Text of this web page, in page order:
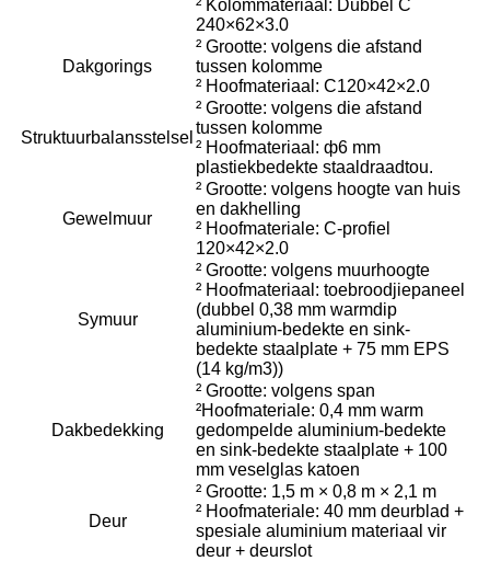
² Kolommateriaal: Dubbel C
240×62×3.0
Dakgorings
² Grootte: volgens die afstand
tussen kolomme
² Hoofmateriaal: C120×42×2.0
Struktuurbalansstelsel
² Grootte: volgens die afstand
tussen kolomme
² Hoofmateriaal: ф6 mm
plastiekbedekte staaldraadtou.
Gewelmuur
² Grootte: volgens hoogte van huis
en dakhelling
² Hoofmateriale: C-profiel
120×42×2.0
Symuur
² Grootte: volgens muurhoogte
² Hoofmateriaal: toebroodjiepaneel
(dubbel 0,38 mm warmdip
aluminium-bedekte en sink-
bedekte staalplate + 75 mm EPS
(14 kg/m3))
Dakbedekking
² Grootte: volgens span
²Hoofmateriale: 0,4 mm warm
gedompelde aluminium-bedekte
en sink-bedekte staalplate + 100
mm veselglas katoen
Deur
² Grootte: 1,5 m × 0,8 m × 2,1 m
² Hoofmateriale: 40 mm deurblad +
spesiale aluminium materiaal vir
deur + deurslot